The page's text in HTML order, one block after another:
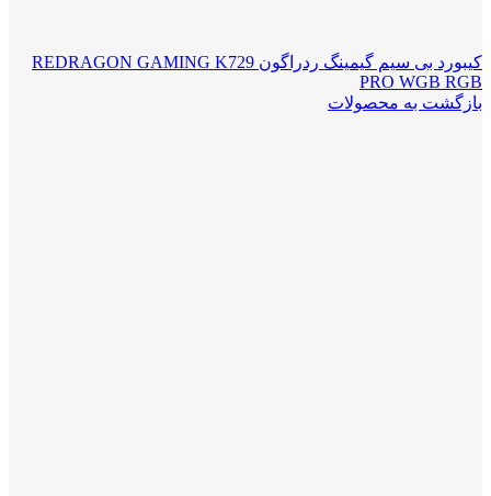
کیبورد بی سیم گیمینگ ردراگون REDRAGON GAMING K729
PRO WGB RGB
بازگشت به محصولات